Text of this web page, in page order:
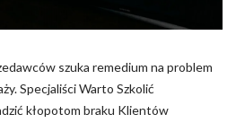
szuka remedium na problem
Specjaliści Warto Szkolić
kłopotom braku Klientów
zmieniają wygląd lub